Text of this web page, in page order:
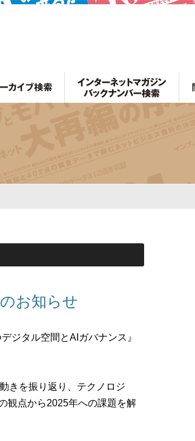
お知らせ
ジタル空間とAIガバナンス』
きを振り返り、テクノロジ
観点から2025年への課題を解